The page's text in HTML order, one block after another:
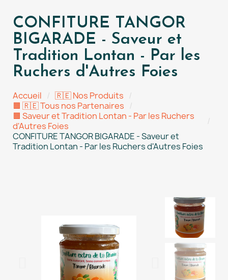
CONFITURE TANGOR
BIGARADE - Saveur et
Tradition Lontan - Par les
Ruchers d'Autres Foies
Accueil
🇷🇪 Nos Produits
🟧 🇷🇪 Tous nos Partenaires
🟧 Saveur et Tradition Lontan - Par les Ruchers
d'Autres Foies
CONFITURE TANGOR BIGARADE - Saveur et
Tradition Lontan - Par les Ruchers d'Autres Foies